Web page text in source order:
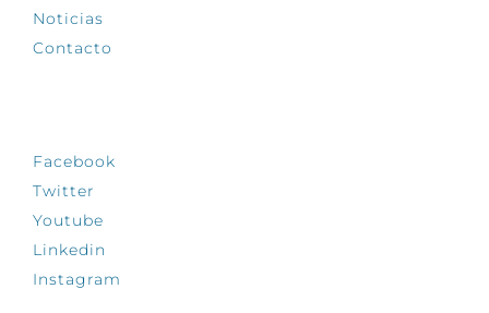
Noticias
Contacto
Facebook
Twitter
Youtube
Linkedin
Instagram